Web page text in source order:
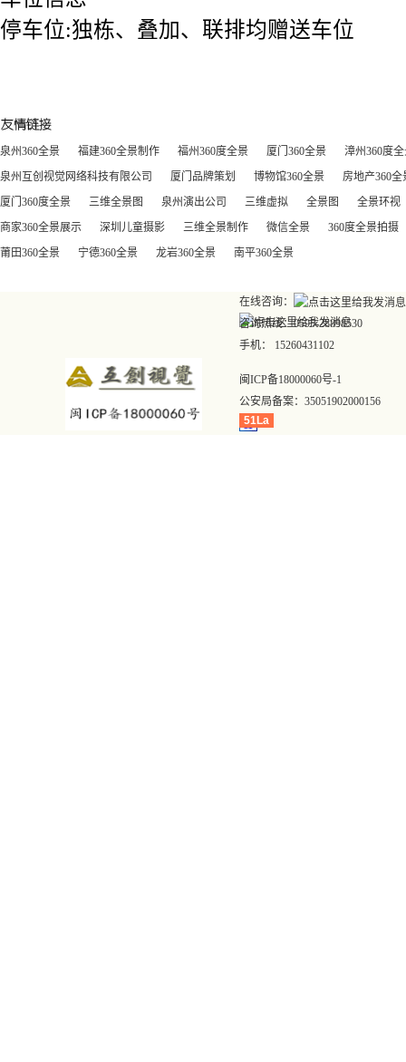
停车位:独栋、叠加、联排均赠送车位
泉州360全景 福建360全景制作 福州360度全景 厦门360全景
漳州360度
泉州互创视觉网络科技有限公司
厦门品牌策划 博物馆360全景
房地产360全
厦门360度全景
三维全景图 泉州演出公司 三维虚拟 全景图
全景环视
商家360全景展示
深圳儿童摄影 三维全景制作 微信全景
360度全景拍摄
莆田360全景
宁德360全景 龙岩360全景 南平360全景
在线咨询：
咨询热线：0595-28898530
手机： 15260431102
闽ICP备18000060号-1
公安局备案： 35051902000156
51La